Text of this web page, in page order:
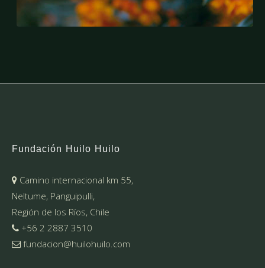
Fundación Huilo Huilo
Camino internacional km 55,
Neltume, Panguipulli,
Región de los Ríos, Chile
+56 2 2887 3510
fundacion@huilohuilo.com